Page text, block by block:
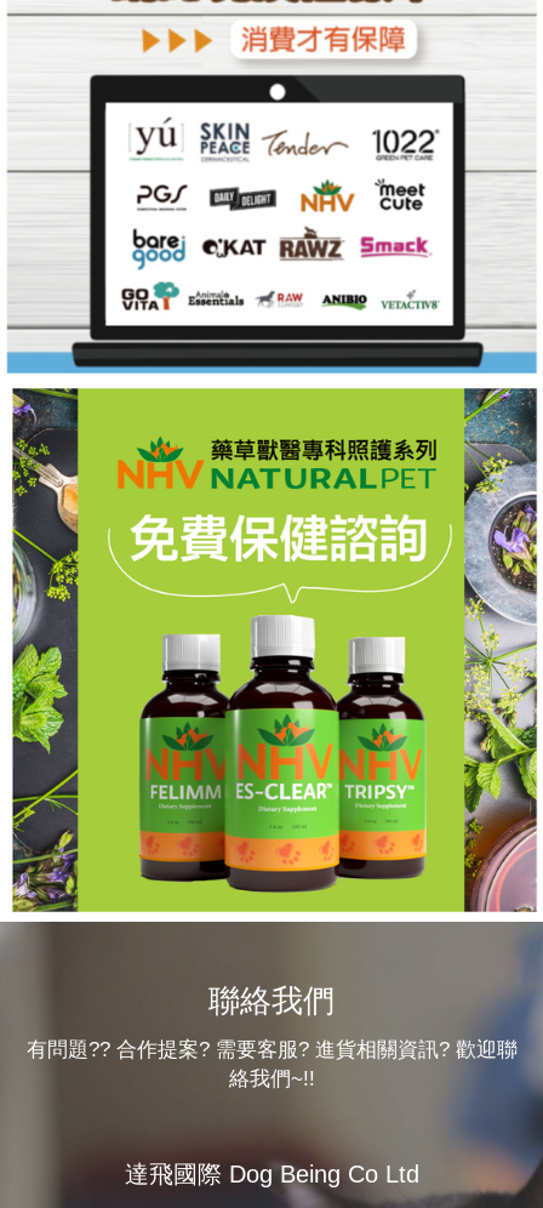
聯絡我們
有問題?? 合作提案? 需要客服? 進貨相關資訊? 歡迎聯
絡我們~!!
達飛國際 Dog Being Co Ltd